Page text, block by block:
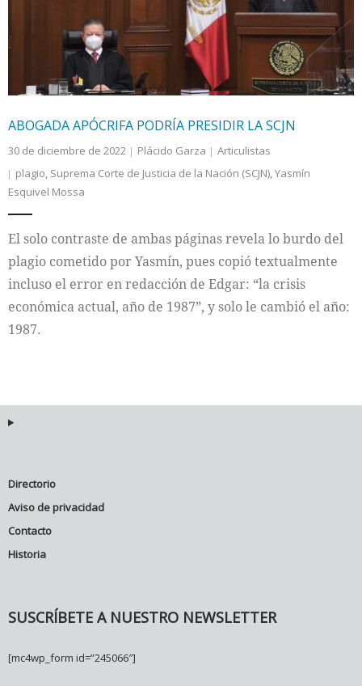
ABOGADA APÓCRIFA PODRÍA PRESIDIR LA SCJN
30 de diciembre de 2022 Plácido Garza
Articulistas
plagio, Suprema Corte de Justicia de la Nación (SCJN),Yasmín
Esquivel Mossa
El solo contraste de ambas páginas revela lo burdo del
plagio cometido por Yasmín, pues copió textualmente
incluso el error en redacción de Edgar: “la crisis
económica actual, año de 1987”, y solo le cambió el año:
1987.
Directorio
Aviso de privacidad
Contacto
Historia
SUSCRÍBETE A NUESTRO NEWSLETTER
[mc4wp_form id=”245066″]